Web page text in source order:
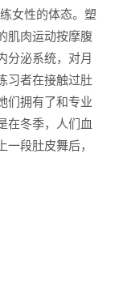
女性的体态。塑
肌肉运动按摩腹
分泌系统，对月
习者在接触过肚
们拥有了和专业
在冬季，人们血
段肚皮舞后，